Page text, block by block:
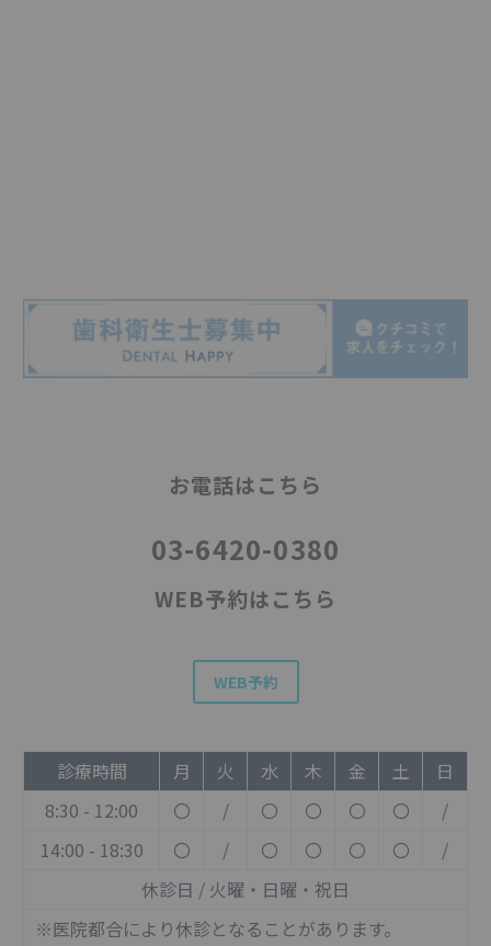
お電話はこちら
03-6420-0380
WEB予約はこちら
WEB予約
診療時間 月 火 水 木 金 土
日
8:30 - 12:00
〇 / 〇 〇 〇 〇
/
14:00 - 18:30
〇 / 〇 〇 〇 〇
/
休診日 / 火曜・日曜・祝日
※医院都合により休診となることがあります。